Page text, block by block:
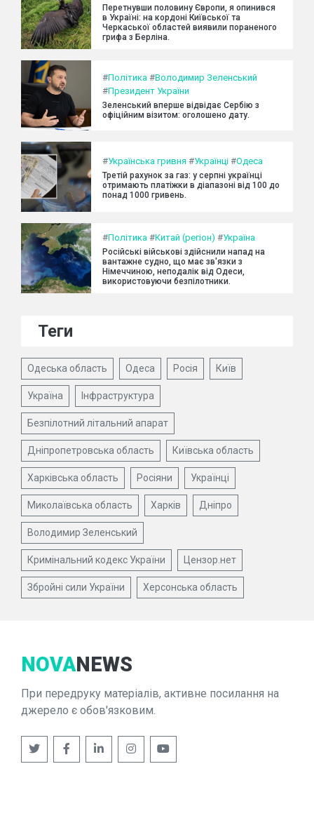
Перетнувши половину Європи, я опинився
в Україні: на кордоні Київської та
Черкаської областей виявили пораненого
грифа з Берліна.
#Політика #Володимир Зеленський
#Президент України
Зеленський вперше відвідає Сербію з
офіційним візитом: оголошено дату.
#Українська гривня #Українці #Одеса
Третій рахунок за газ: у серпні українці
отримають платіжки в діапазоні від 100 до
понад 1000 гривень.
#Політика #Китай (регіон) #Україна
Російські військові здійснили напад на
вантажне судно, що має зв'язки з
Німеччиною, неподалік від Одеси,
використовуючи безпілотники.
Теги
Одеська область Одеса Росія Київ
Україна Інфраструктура
Безпілотний літальний апарат
Дніпропетровська область Київська область
Харківська область Росіяни Українці
Миколаївська область Харків Дніпро
Володимир Зеленський
Кримінальний кодекс України Цензор.нет
Збройні сили України Херсонська область
NOVANEWS
При передруку матеріалів, активне посилання на
джерело є обов'язковим.